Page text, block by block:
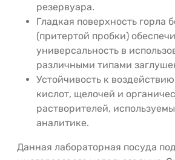
резервуара.
Гладкая поверхность горла
(притертой пробки)
универсальность в
различными типами
Устойчивость к
кислот, щелочей и
растворителей,
аналитике.
Данная лабораторная посуда